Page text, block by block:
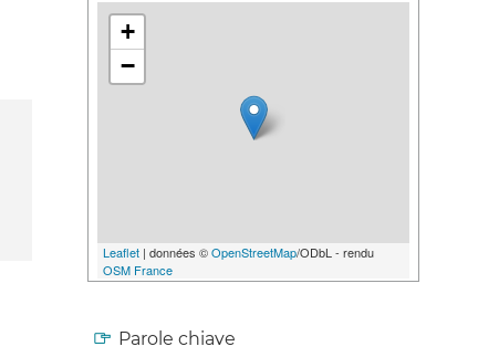
+
−
Leaflet | données ©OpenStreetMap/ODbL - rendu
OSM France
Parole chiave